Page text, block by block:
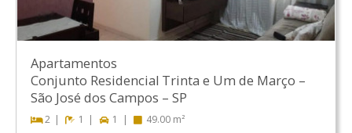
Apartamentos
Conjunto Residencial Trinta e Um de Março –
São José dos Campos – SP
2 1 1 49.00 m²